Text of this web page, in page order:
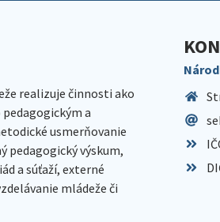
realizuje činnosti ako
a
usmerňovanie
pedagogický výskum,
a súťaží, externé
mládeže či